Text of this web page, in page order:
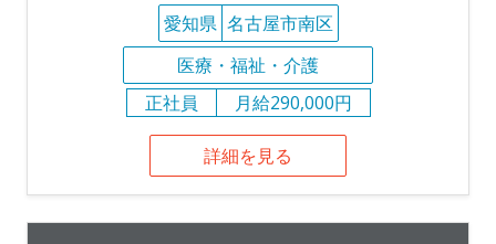
愛知県 名古屋市南区
医療・福祉・介護
正社員
月給290,000円
詳細を見る